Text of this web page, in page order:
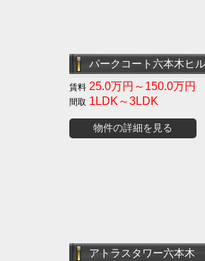
パークコート六本木ヒ
25.0万円～150.0万円
1LDK～3LDK
物件の詳細を見る
アトラスタワー六本木